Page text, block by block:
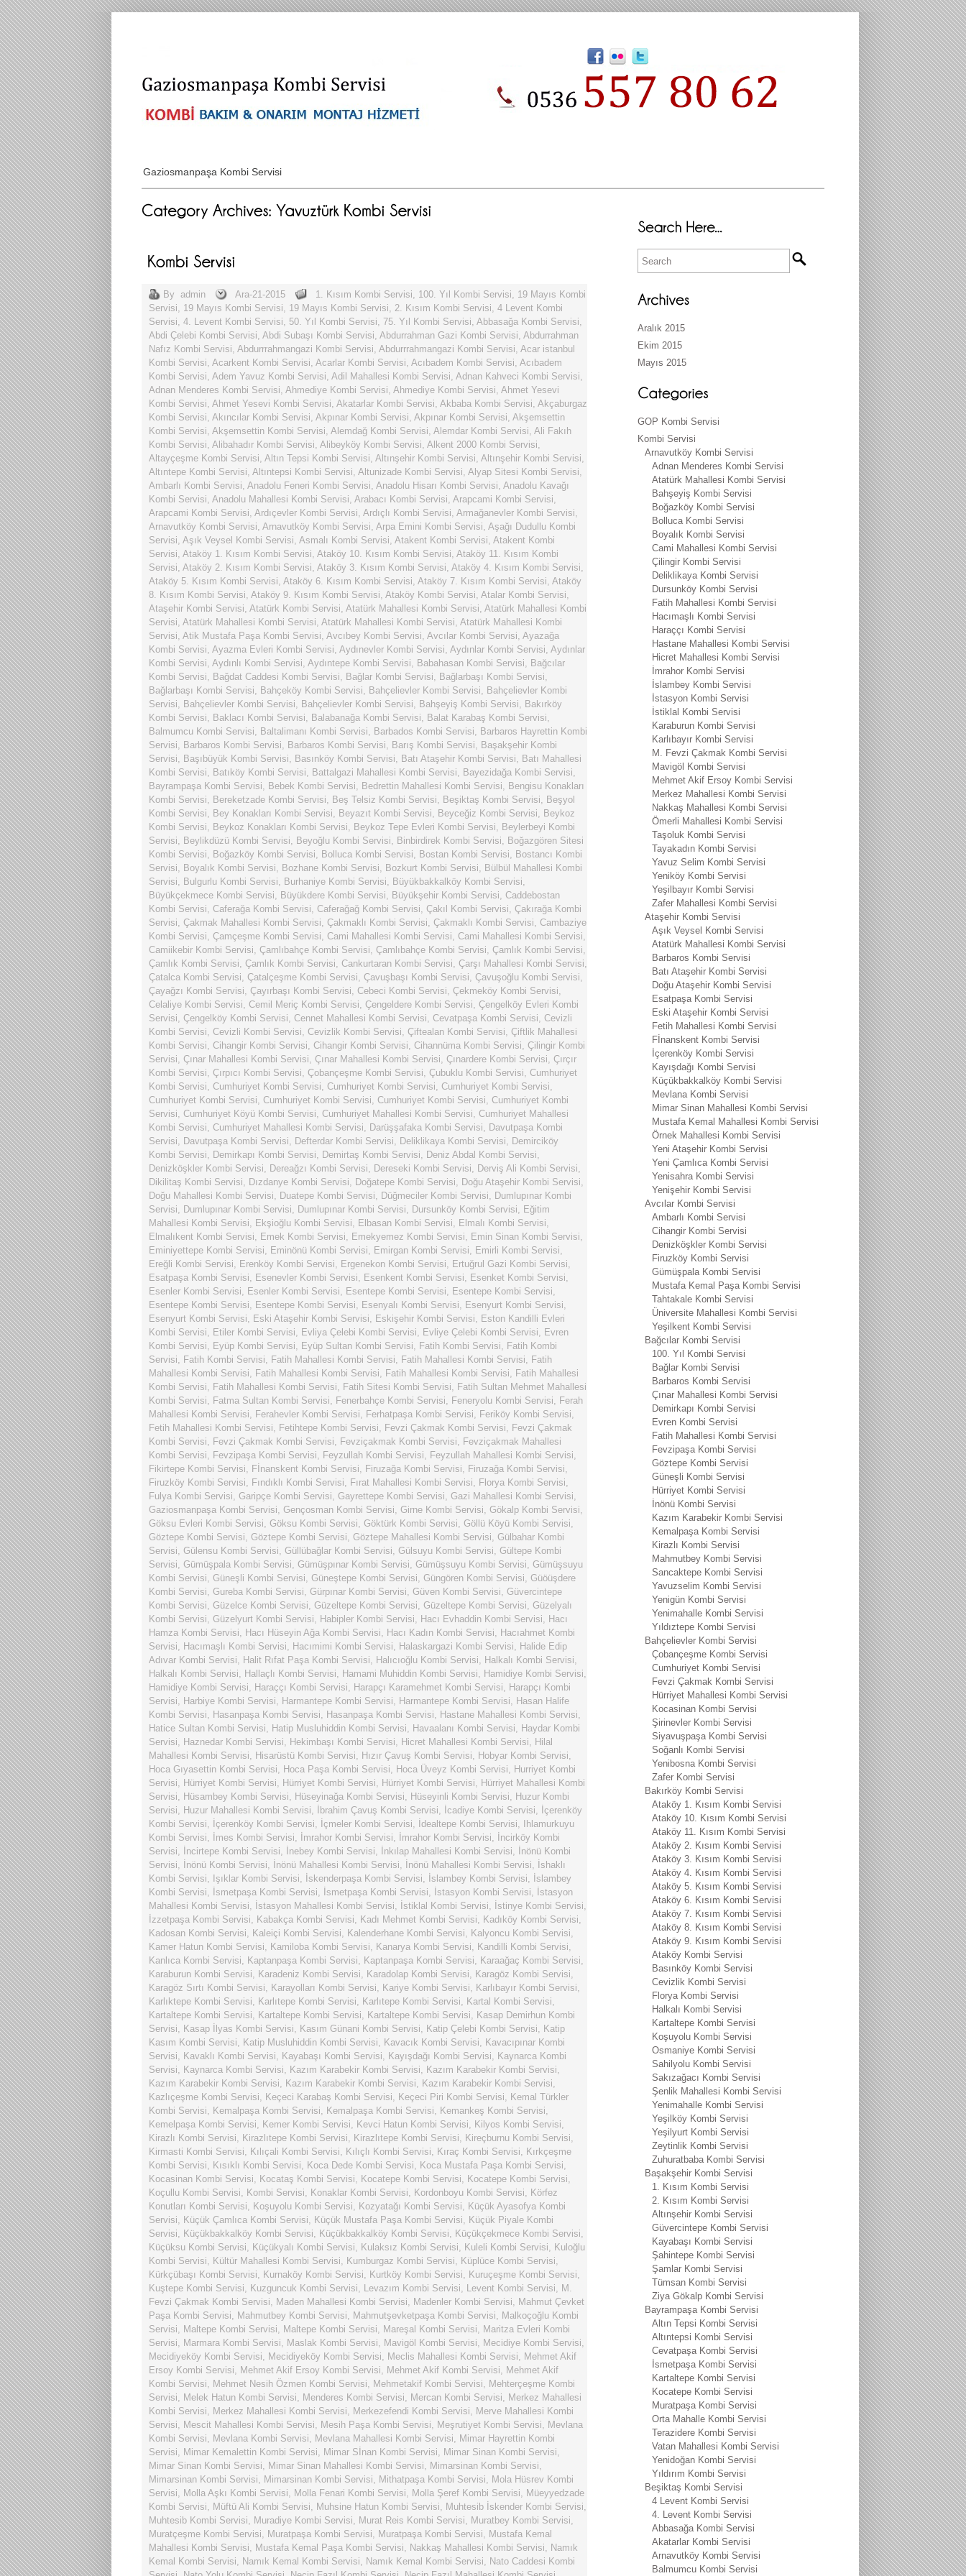
Gaziosmanpaşa Kombi Servisi
By admin Ara-21-2015 1. Kısım Kombi Servisi, 100. Yıl Kombi Servisi, 19 Mayıs Kombi
Servisi, 19 Mayıs Kombi Servisi, 19 Mayıs Kombi Servisi, 2. Kısım Kombi Servisi, 4 Levent Kombi
Servisi, 4. Levent Kombi Servisi, 50. Yıl Kombi Servisi, 75. Yıl Kombi Servisi, Abbasağa Kombi Servisi,
Abdi Çelebi Kombi Servisi, Abdi Subaşı Kombi Servisi, Abdurrahman Gazi Kombi Servisi, Abdurrahman
Nafız Kombi Servisi, Abdurrrahmangazi Kombi Servisi, Abdurrrahmangazi Kombi Servisi, Acar istanbul
Kombi Servisi, Acarkent Kombi Servisi, Acarlar Kombi Servisi, Acıbadem Kombi Servisi, Acıbadem
Kombi Servisi, Adem Yavuz Kombi Servisi, Adil Mahallesi Kombi Servisi, Adnan Kahveci Kombi Servisi,
Adnan Menderes Kombi Servisi, Ahmediye Kombi Servisi, Ahmediye Kombi Servisi, Ahmet Yesevi
Kombi Servisi, Ahmet Yesevi Kombi Servisi, Akatarlar Kombi Servisi, Akbaba Kombi Servisi, Akçaburgaz
Kombi Servisi, Akıncılar Kombi Servisi, Akpınar Kombi Servisi, Akpınar Kombi Servisi, Akşemsettin
Kombi Servisi, Akşemsettin Kombi Servisi, Alemdağ Kombi Servisi, Alemdar Kombi Servisi, Ali Fakıh
Kombi Servisi, Alibahadır Kombi Servisi, Alibeyköy Kombi Servisi, Alkent 2000 Kombi Servisi,
Altayçeşme Kombi Servisi, Altın Tepsi Kombi Servisi, Altınşehir Kombi Servisi, Altınşehir Kombi Servisi,
Altıntepe Kombi Servisi, Altıntepsi Kombi Servisi, Altunizade Kombi Servisi, Alyap Sitesi Kombi Servisi,
Ambarlı Kombi Servisi, Anadolu Feneri Kombi Servisi, Anadolu Hisarı Kombi Servisi, Anadolu Kavağı
Kombi Servisi, Anadolu Mahallesi Kombi Servisi, Arabacı Kombi Servisi, Arapcami Kombi Servisi,
Arapcami Kombi Servisi, Ardıçevler Kombi Servisi, Ardıçlı Kombi Servisi, Armağanevler Kombi Servisi,
Arnavutköy Kombi Servisi, Arnavutköy Kombi Servisi, Arpa Emini Kombi Servisi, Aşağı Dudullu Kombi
Servisi, Aşık Veysel Kombi Servisi, Asmalı Kombi Servisi, Atakent Kombi Servisi, Atakent Kombi
Servisi, Ataköy 1. Kısım Kombi Servisi, Ataköy 10. Kısım Kombi Servisi, Ataköy 11. Kısım Kombi
Servisi, Ataköy 2. Kısım Kombi Servisi, Ataköy 3. Kısım Kombi Servisi, Ataköy 4. Kısım Kombi Servisi,
Ataköy 5. Kısım Kombi Servisi, Ataköy 6. Kısım Kombi Servisi, Ataköy 7. Kısım Kombi Servisi, Ataköy
8. Kısım Kombi Servisi, Ataköy 9. Kısım Kombi Servisi, Ataköy Kombi Servisi, Atalar Kombi Servisi,
Ataşehir Kombi Servisi, Atatürk Kombi Servisi, Atatürk Mahallesi Kombi Servisi, Atatürk Mahallesi Kombi
Servisi, Atatürk Mahallesi Kombi Servisi, Atatürk Mahallesi Kombi Servisi, Atatürk Mahallesi Kombi
Servisi, Atik Mustafa Paşa Kombi Servisi, Avcıbey Kombi Servisi, Avcılar Kombi Servisi, Ayazağa
Kombi Servisi, Ayazma Evleri Kombi Servisi, Aydınevler Kombi Servisi, Aydınlar Kombi Servisi, Aydınlar
Kombi Servisi, Aydınlı Kombi Servisi, Aydıntepe Kombi Servisi, Babahasan Kombi Servisi, Bağcılar
Kombi Servisi, Bağdat Caddesi Kombi Servisi, Bağlar Kombi Servisi, Bağlarbaşı Kombi Servisi,
Bağlarbaşı Kombi Servisi, Bahçeköy Kombi Servisi, Bahçelievler Kombi Servisi, Bahçelievler Kombi
Servisi, Bahçelievler Kombi Servisi, Bahçelievler Kombi Servisi, Bahşeyiş Kombi Servisi, Bakırköy
Kombi Servisi, Baklacı Kombi Servisi, Balabanağa Kombi Servisi, Balat Karabaş Kombi Servisi,
Balmumcu Kombi Servisi, Baltalimanı Kombi Servisi, Barbados Kombi Servisi, Barbaros Hayrettin Kombi
Servisi, Barbaros Kombi Servisi, Barbaros Kombi Servisi, Barış Kombi Servisi, Başakşehir Kombi
Servisi, Başıbüyük Kombi Servisi, Basınköy Kombi Servisi, Batı Ataşehir Kombi Servisi, Batı Mahallesi
Kombi Servisi, Batıköy Kombi Servisi, Battalgazi Mahallesi Kombi Servisi, Bayezidağa Kombi Servisi,
Bayrampaşa Kombi Servisi, Bebek Kombi Servisi, Bedrettin Mahallesi Kombi Servisi, Bengisu Konakları
Kombi Servisi, Bereketzade Kombi Servisi, Beş Telsiz Kombi Servisi, Beşiktaş Kombi Servisi, Beşyol
Kombi Servisi, Bey Konakları Kombi Servisi, Beyazıt Kombi Servisi, Beyceğiz Kombi Servisi, Beykoz
Kombi Servisi, Beykoz Konakları Kombi Servisi, Beykoz Tepe Evleri Kombi Servisi, Beylerbeyi Kombi
Servisi, Beylikdüzü Kombi Servisi, Beyoğlu Kombi Servisi, Binbirdirek Kombi Servisi, Boğazgören Sitesi
Kombi Servisi, Boğazköy Kombi Servisi, Bolluca Kombi Servisi, Bostan Kombi Servisi, Bostancı Kombi
Servisi, Boyalık Kombi Servisi, Bozhane Kombi Servisi, Bozkurt Kombi Servisi, Bülbül Mahallesi Kombi
Servisi, Bulgurlu Kombi Servisi, Burhaniye Kombi Servisi, Büyükbakkalköy Kombi Servisi,
Büyükçekmece Kombi Servisi, Büyükdere Kombi Servisi, Büyükşehir Kombi Servisi, Caddebostan
Kombi Servisi, Caferağa Kombi Servisi, Caferağağ Kombi Servisi, Çakıl Kombi Servisi, Çakırağa Kombi
Servisi, Çakmak Mahallesi Kombi Servisi, Çakmaklı Kombi Servisi, Çakmaklı Kombi Servisi, Cambaziye
Kombi Servisi, Çamçeşme Kombi Servisi, Cami Mahallesi Kombi Servisi, Cami Mahallesi Kombi Servisi,
Camiikebir Kombi Servisi, Çamlıbahçe Kombi Servisi, Çamlıbahçe Kombi Servisi, Çamlık Kombi Servisi,
Çamlık Kombi Servisi, Çamlık Kombi Servisi, Cankurtaran Kombi Servisi, Çarşı Mahallesi Kombi Servisi,
Çatalca Kombi Servisi, Çatalçeşme Kombi Servisi, Çavuşbaşı Kombi Servisi, Çavuşoğlu Kombi Servisi,
Çayağzı Kombi Servisi, Çayırbaşı Kombi Servisi, Cebeci Kombi Servisi, Çekmeköy Kombi Servisi,
Celaliye Kombi Servisi, Cemil Meriç Kombi Servisi, Çengeldere Kombi Servisi, Çengelköy Evleri Kombi
Servisi, Çengelköy Kombi Servisi, Cennet Mahallesi Kombi Servisi, Cevatpaşa Kombi Servisi, Cevizli
Kombi Servisi, Cevizli Kombi Servisi, Cevizlik Kombi Servisi, Çiftealan Kombi Servisi, Çiftlik Mahallesi
Kombi Servisi, Cihangir Kombi Servisi, Cihangir Kombi Servisi, Cihannüma Kombi Servisi, Çilingir Kombi
Servisi, Çınar Mahallesi Kombi Servisi, Çınar Mahallesi Kombi Servisi, Çınardere Kombi Servisi, Çırçır
Kombi Servisi, Çırpıcı Kombi Servisi, Çobançeşme Kombi Servisi, Çubuklu Kombi Servisi, Cumhuriyet
Kombi Servisi, Cumhuriyet Kombi Servisi, Cumhuriyet Kombi Servisi, Cumhuriyet Kombi Servisi,
Cumhuriyet Kombi Servisi, Cumhuriyet Kombi Servisi, Cumhuriyet Kombi Servisi, Cumhuriyet Kombi
Servisi, Cumhuriyet Köyü Kombi Servisi, Cumhuriyet Mahallesi Kombi Servisi, Cumhuriyet Mahallesi
Kombi Servisi, Cumhuriyet Mahallesi Kombi Servisi, Darüşşafaka Kombi Servisi, Davutpaşa Kombi
Servisi, Davutpaşa Kombi Servisi, Defterdar Kombi Servisi, Deliklikaya Kombi Servisi, Demirciköy
Kombi Servisi, Demirkapı Kombi Servisi, Demirtaş Kombi Servisi, Deniz Abdal Kombi Servisi,
Denizköşkler Kombi Servisi, Dereağzı Kombi Servisi, Dereseki Kombi Servisi, Derviş Ali Kombi Servisi,
Dikilitaş Kombi Servisi, Dızdanye Kombi Servisi, Doğatepe Kombi Servisi, Doğu Ataşehir Kombi Servisi,
Doğu Mahallesi Kombi Servisi, Duatepe Kombi Servisi, Düğmeciler Kombi Servisi, Dumlupınar Kombi
Servisi, Dumlupınar Kombi Servisi, Dumlupınar Kombi Servisi, Dursunköy Kombi Servisi, Eğitim
Mahallesi Kombi Servisi, Ekşioğlu Kombi Servisi, Elbasan Kombi Servisi, Elmalı Kombi Servisi,
Elmalıkent Kombi Servisi, Emek Kombi Servisi, Emekyemez Kombi Servisi, Emin Sinan Kombi Servisi,
Eminiyettepe Kombi Servisi, Eminönü Kombi Servisi, Emirgan Kombi Servisi, Emirli Kombi Servisi,
Ereğli Kombi Servisi, Erenköy Kombi Servisi, Ergenekon Kombi Servisi, Ertuğrul Gazi Kombi Servisi,
Esatpaşa Kombi Servisi, Esenevler Kombi Servisi, Esenkent Kombi Servisi, Esenket Kombi Servisi,
Esenler Kombi Servisi, Esenler Kombi Servisi, Esentepe Kombi Servisi, Esentepe Kombi Servisi,
Esentepe Kombi Servisi, Esentepe Kombi Servisi, Esenyalı Kombi Servisi, Esenyurt Kombi Servisi,
Esenyurt Kombi Servisi, Eski Ataşehir Kombi Servisi, Eskişehir Kombi Servisi, Eston Kandilli Evleri
Kombi Servisi, Etiler Kombi Servisi, Evliya Çelebi Kombi Servisi, Evliye Çelebi Kombi Servisi, Evren
Kombi Servisi, Eyüp Kombi Servisi, Eyüp Sultan Kombi Servisi, Fatih Kombi Servisi, Fatih Kombi
Servisi, Fatih Kombi Servisi, Fatih Mahallesi Kombi Servisi, Fatih Mahallesi Kombi Servisi, Fatih
Mahallesi Kombi Servisi, Fatih Mahallesi Kombi Servisi, Fatih Mahallesi Kombi Servisi, Fatih Mahallesi
Kombi Servisi, Fatih Mahallesi Kombi Servisi, Fatih Sitesi Kombi Servisi, Fatih Sultan Mehmet Mahallesi
Kombi Servisi, Fatma Sultan Kombi Servisi, Fenerbahçe Kombi Servisi, Feneryolu Kombi Servisi, Ferah
Mahallesi Kombi Servisi, Ferahevler Kombi Servisi, Ferhatpaşa Kombi Servisi, Feriköy Kombi Servisi,
Fetih Mahallesi Kombi Servisi, Fetihtepe Kombi Servisi, Fevzi Çakmak Kombi Servisi, Fevzi Çakmak
Kombi Servisi, Fevzi Çakmak Kombi Servisi, Fevziçakmak Kombi Servisi, Fevziçakmak Mahallesi
Kombi Servisi, Fevzipaşa Kombi Servisi, Feyzullah Kombi Servisi, Feyzullah Mahallesi Kombi Servisi,
Fikirtepe Kombi Servisi, Fİnanskent Kombi Servisi, Firuzağa Kombi Servisi, Firuzağa Kombi Servisi,
Firuzköy Kombi Servisi, Fındıklı Kombi Servisi, Fırat Mahallesi Kombi Servisi, Florya Kombi Servisi,
Fulya Kombi Servisi, Garipçe Kombi Servisi, Gayrettepe Kombi Servisi, Gazi Mahallesi Kombi Servisi,
Gaziosmanpaşa Kombi Servisi, Gençosman Kombi Servisi, Girne Kombi Servisi, Gökalp Kombi Servisi,
Göksu Evleri Kombi Servisi, Göksu Kombi Servisi, Göktürk Kombi Servisi, Göllü Köyü Kombi Servisi,
Göztepe Kombi Servisi, Göztepe Kombi Servisi, Göztepe Mahallesi Kombi Servisi, Gülbahar Kombi
Servisi, Gülensu Kombi Servisi, Güllübağlar Kombi Servisi, Gülsuyu Kombi Servisi, Gültepe Kombi
Servisi, Gümüşpala Kombi Servisi, Gümüşpınar Kombi Servisi, Gümüşsuyu Kombi Servisi, Gümüşsuyu
Kombi Servisi, Güneşli Kombi Servisi, Güneştepe Kombi Servisi, Güngören Kombi Servisi, Güöüşdere
Kombi Servisi, Gureba Kombi Servisi, Gürpınar Kombi Servisi, Güven Kombi Servisi, Güvercintepe
Kombi Servisi, Güzelce Kombi Servisi, Güzeltepe Kombi Servisi, Güzeltepe Kombi Servisi, Güzelyalı
Kombi Servisi, Güzelyurt Kombi Servisi, Habipler Kombi Servisi, Hacı Evhaddin Kombi Servisi, Hacı
Hamza Kombi Servisi, Hacı Hüseyin Ağa Kombi Servisi, Hacı Kadın Kombi Servisi, Hacıahmet Kombi
Servisi, Hacımaşlı Kombi Servisi, Hacımimi Kombi Servisi, Halaskargazi Kombi Servisi, Halide Edip
Adıvar Kombi Servisi, Halit Rıfat Paşa Kombi Servisi, Halıcıoğlu Kombi Servisi, Halkalı Kombi Servisi,
Halkalı Kombi Servisi, Hallaçlı Kombi Servisi, Hamami Muhiddin Kombi Servisi, Hamidiye Kombi Servisi,
Hamidiye Kombi Servisi, Haraççı Kombi Servisi, Harapçı Karamehmet Kombi Servisi, Harapçı Kombi
Servisi, Harbiye Kombi Servisi, Harmantepe Kombi Servisi, Harmantepe Kombi Servisi, Hasan Halife
Kombi Servisi, Hasanpaşa Kombi Servisi, Hasanpaşa Kombi Servisi, Hastane Mahallesi Kombi Servisi,
Hatice Sultan Kombi Servisi, Hatip Musluhiddin Kombi Servisi, Havaalanı Kombi Servisi, Haydar Kombi
Servisi, Haznedar Kombi Servisi, Hekimbaşı Kombi Servisi, Hicret Mahallesi Kombi Servisi, Hilal
Mahallesi Kombi Servisi, Hisarüstü Kombi Servisi, Hızır Çavuş Kombi Servisi, Hobyar Kombi Servisi,
Hoca Gıyasettin Kombi Servisi, Hoca Paşa Kombi Servisi, Hoca Üveyz Kombi Servisi, Hurriyet Kombi
Servisi, Hürriyet Kombi Servisi, Hürriyet Kombi Servisi, Hürriyet Kombi Servisi, Hürriyet Mahallesi Kombi
Servisi, Hüsambey Kombi Servisi, Hüseyinağa Kombi Servisi, Hüseyinli Kombi Servisi, Huzur Kombi
Servisi, Huzur Mahallesi Kombi Servisi, İbrahim Çavuş Kombi Servisi, İcadiye Kombi Servisi, İçerenköy
Kombi Servisi, İçerenköy Kombi Servisi, İçmeler Kombi Servisi, İdealtepe Kombi Servisi,
Ihlamurkuyu
Kombi Servisi, İmes Kombi Servisi, İmrahor Kombi Servisi, İmrahor Kombi Servisi,
İncirköy Kombi
Servisi, İncirtepe Kombi Servisi, İnebey Kombi Servisi, İnkılap Mahallesi Kombi Servisi,
İnönü Kombi
Servisi, İnönü Kombi Servisi, İnönü Mahallesi Kombi Servisi, İnönü Mahallesi Kombi Servisi, İshaklı
Kombi Servisi, Işıklar Kombi Servisi, İskenderpaşa Kombi Servisi, İslambey Kombi Servisi, İslambey
Kombi Servisi, İsmetpaşa Kombi Servisi, İsmetpaşa Kombi Servisi, İstasyon Kombi Servisi, İstasyon
Mahallesi Kombi Servisi, İstasyon Mahallesi Kombi Servisi, İstiklal Kombi Servisi, İstinye Kombi Servisi,
İzzetpaşa Kombi Servisi, Kabakça Kombi Servisi, Kadı Mehmet Kombi Servisi, Kadıköy Kombi Servisi,
Kadosan Kombi Servisi, Kaleiçi Kombi Servisi, Kalenderhane Kombi Servisi, Kalyoncu Kombi Servisi,
Kamer Hatun Kombi Servisi, Kamiloba Kombi Servisi, Kanarya Kombi Servisi, Kandilli Kombi Servisi,
Kanlıca Kombi Servisi, Kaptanpaşa Kombi Servisi, Kaptanpaşa Kombi Servisi, Karaağaç Kombi Servisi,
Karaburun Kombi Servisi, Karadeniz Kombi Servisi, Karadolap Kombi Servisi, Karagöz Kombi Servisi,
Karagöz Sırtı Kombi Servisi, Karayolları Kombi Servisi, Kariye Kombi Servisi, Karlıbayır Kombi Servisi,
Karlıktepe Kombi Servisi, Karlıtepe Kombi Servisi, Karlıtepe Kombi Servisi, Kartal Kombi Servisi,
Kartaltepe Kombi Servisi, Kartaltepe Kombi Servisi, Kartaltepe Kombi Servisi, Kasap Demirhun Kombi
Servisi, Kasap İlyas Kombi Servisi, Kasım Günani Kombi Servisi, Katip Çelebi Kombi Servisi, Katip
Kasım Kombi Servisi, Katip Musluhiddin Kombi Servisi, Kavacık Kombi Servisi, Kavacıpınar Kombi
Servisi, Kavaklı Kombi Servisi, Kayabaşı Kombi Servisi, Kayışdağı Kombi Servisi, Kaynarca Kombi
Servisi, Kaynarca Kombi Servisi, Kazım Karabekir Kombi Servisi, Kazım Karabekir Kombi Servisi,
Kazım Karabekir Kombi Servisi, Kazım Karabekir Kombi Servisi, Kazım Karabekir Kombi Servisi,
Kazlıçeşme Kombi Servisi, Keçeci Karabaş Kombi Servisi, Keçeci Piri Kombi Servisi, Kemal Türkler
Kombi Servisi, Kemalpaşa Kombi Servisi, Kemalpaşa Kombi Servisi, Kemankeş Kombi Servisi,
Kemelpaşa Kombi Servisi, Kemer Kombi Servisi, Kevci Hatun Kombi Servisi, Kilyos Kombi Servisi,
Kirazlı Kombi Servisi, Kirazlıtepe Kombi Servisi, Kirazlıtepe Kombi Servisi, Kireçburnu Kombi Servisi,
Kirmasti Kombi Servisi, Kılıçali Kombi Servisi, Kılıçlı Kombi Servisi, Kıraç Kombi Servisi, Kırkçeşme
Kombi Servisi, Kısıklı Kombi Servisi, Koca Dede Kombi Servisi, Koca Mustafa Paşa Kombi Servisi,
Kocasinan Kombi Servisi, Kocataş Kombi Servisi, Kocatepe Kombi Servisi, Kocatepe Kombi Servisi,
Koçullu Kombi Servisi, Kombi Servisi, Konaklar Kombi Servisi, Kordonboyu Kombi Servisi, Körfez
Konutları Kombi Servisi, Koşuyolu Kombi Servisi, Kozyatağı Kombi Servisi, Küçük Ayasofya Kombi
Servisi, Küçük Çamlıca Kombi Servisi, Küçük Mustafa Paşa Kombi Servisi, Küçük Piyale Kombi
Servisi, Küçükbakkalköy Kombi Servisi, Küçükbakkalköy Kombi Servisi, Küçükçekmece Kombi Servisi,
Küçüksu Kombi Servisi, Küçükyalı Kombi Servisi, Kulaksız Kombi Servisi, Kuleli Kombi Servisi, Kuloğlu
Kombi Servisi, Kültür Mahallesi Kombi Servisi, Kumburgaz Kombi Servisi, Küplüce Kombi Servisi,
Kürkçübaşı Kombi Servisi, Kurnaköy Kombi Servisi, Kurtköy Kombi Servisi, Kuruçeşme Kombi Servisi,
Kuştepe Kombi Servisi, Kuzguncuk Kombi Servisi, Levazım Kombi Servisi, Levent Kombi Servisi, M.
Fevzi Çakmak Kombi Servisi, Maden Mahallesi Kombi Servisi, Madenler Kombi Servisi, Mahmut Çevket
Paşa Kombi Servisi, Mahmutbey Kombi Servisi, Mahmutşevketpaşa Kombi Servisi, Malkoçoğlu Kombi
Servisi, Maltepe Kombi Servisi, Maltepe Kombi Servisi, Mareşal Kombi Servisi, Maritza Evleri Kombi
Servisi, Marmara Kombi Servisi, Maslak Kombi Servisi, Mavigöl Kombi Servisi, Mecidiye Kombi Servisi,
Mecidiyeköy Kombi Servisi, Mecidiyeköy Kombi Servisi, Meclis Mahallesi Kombi Servisi, Mehmet Akif
Ersoy Kombi Servisi, Mehmet Akif Ersoy Kombi Servisi, Mehmet Akif Kombi Servisi, Mehmet Akif
Kombi Servisi, Mehmet Nesih Özmen Kombi Servisi, Mehmetakif Kombi Servisi, Mehterçeşme Kombi
Servisi, Melek Hatun Kombi Servisi, Menderes Kombi Servisi, Mercan Kombi Servisi, Merkez Mahallesi
Kombi Servisi, Merkez Mahallesi Kombi Servisi, Merkezefendi Kombi Servisi, Merve Mahallesi Kombi
Servisi, Mescit Mahallesi Kombi Servisi, Mesih Paşa Kombi Servisi, Meşrutiyet Kombi Servisi, Mevlana
Kombi Servisi, Mevlana Kombi Servisi, Mevlana Mahallesi Kombi Servisi, Mimar Hayrettin Kombi
Servisi, Mimar Kemalettin Kombi Servisi, Mimar Sİnan Kombi Servisi, Mimar Sinan Kombi Servisi,
Mimar Sinan Kombi Servisi, Mimar Sinan Mahallesi Kombi Servisi, Mimarsinan Kombi Servisi,
Mimarsinan Kombi Servisi, Mimarsinan Kombi Servisi, Mithatpaşa Kombi Servisi, Mola Hüsrev Kombi
Servisi, Molla Aşkı Kombi Servisi, Molla Fenari Kombi Servisi, Molla Şeref Kombi Servisi, Müeyyedzade
Kombi Servisi, Müftü Ali Kombi Servisi, Muhsine Hatun Kombi Servisi, Muhtesib İskender Kombi Servisi,
Muhtesib Kombi Servisi, Muradiye Kombi Servisi, Murat Reis Kombi Servisi, Muratbey Kombi Servisi,
Muratçeşme Kombi Servisi, Muratpaşa Kombi Servisi, Muratpaşa Kombi Servisi, Mustafa Kemal
Mahallesi Kombi Servisi, Mustafa Kemal Paşa Kombi Servisi, Nakkaş Mahallesi Kombi Servisi, Namık
Kemal Kombi Servisi, Namık Kemal Kombi Servisi, Namık Kemal Kombi Servisi, Nato Caddesi Kombi
Aralık 2015
Ekim 2015
Mayıs 2015
GOP Kombi Servisi
Kombi Servisi
Arnavutköy Kombi Servisi
Adnan Menderes Kombi Servisi
Atatürk Mahallesi Kombi Servisi
Bahşeyiş Kombi Servisi
Boğazköy Kombi Servisi
Bolluca Kombi Servisi
Boyalık Kombi Servisi
Cami Mahallesi Kombi Servisi
Çilingir Kombi Servisi
Deliklikaya Kombi Servisi
Dursunköy Kombi Servisi
Fatih Mahallesi Kombi Servisi
Hacımaşlı Kombi Servisi
Haraççı Kombi Servisi
Hastane Mahallesi Kombi Servisi
Hicret Mahallesi Kombi Servisi
İmrahor Kombi Servisi
İslambey Kombi Servisi
İstasyon Kombi Servisi
İstiklal Kombi Servisi
Karaburun Kombi Servisi
Karlıbayır Kombi Servisi
M. Fevzi Çakmak Kombi Servisi
Mavigöl Kombi Servisi
Mehmet Akif Ersoy Kombi Servisi
Merkez Mahallesi Kombi Servisi
Nakkaş Mahallesi Kombi Servisi
Ömerli Mahallesi Kombi Servisi
Taşoluk Kombi Servisi
Tayakadın Kombi Servisi
Yavuz Selim Kombi Servisi
Yeniköy Kombi Servisi
Yeşilbayır Kombi Servisi
Zafer Mahallesi Kombi Servisi
Ataşehir Kombi Servisi
Aşık Veysel Kombi Servisi
Atatürk Mahallesi Kombi Servisi
Barbaros Kombi Servisi
Batı Ataşehir Kombi Servisi
Doğu Ataşehir Kombi Servisi
Esatpaşa Kombi Servisi
Eski Ataşehir Kombi Servisi
Fetih Mahallesi Kombi Servisi
Fİnanskent Kombi Servisi
İçerenköy Kombi Servisi
Kayışdağı Kombi Servisi
Küçükbakkalköy Kombi Servisi
Mevlana Kombi Servisi
Mimar Sinan Mahallesi Kombi Servisi
Mustafa Kemal Mahallesi Kombi Servisi
Örnek Mahallesi Kombi Servisi
Yeni Ataşehir Kombi Servisi
Yeni Çamlıca Kombi Servisi
Yenisahra Kombi Servisi
Yenişehir Kombi Servisi
Avcılar Kombi Servisi
Ambarlı Kombi Servisi
Cihangir Kombi Servisi
Denizköşkler Kombi Servisi
Firuzköy Kombi Servisi
Gümüşpala Kombi Servisi
Mustafa Kemal Paşa Kombi Servisi
Tahtakale Kombi Servisi
Üniversite Mahallesi Kombi Servisi
Yeşilkent Kombi Servisi
Bağcılar Kombi Servisi
100. Yıl Kombi Servisi
Bağlar Kombi Servisi
Barbaros Kombi Servisi
Çınar Mahallesi Kombi Servisi
Demirkapı Kombi Servisi
Evren Kombi Servisi
Fatih Mahallesi Kombi Servisi
Fevzipaşa Kombi Servisi
Göztepe Kombi Servisi
Güneşli Kombi Servisi
Hürriyet Kombi Servisi
İnönü Kombi Servisi
Kazım Karabekir Kombi Servisi
Kemalpaşa Kombi Servisi
Kirazlı Kombi Servisi
Mahmutbey Kombi Servisi
Sancaktepe Kombi Servisi
Yavuzselim Kombi Servisi
Yenigün Kombi Servisi
Yenimahalle Kombi Servisi
Yıldıztepe Kombi Servisi
Bahçelievler Kombi Servisi
Çobançeşme Kombi Servisi
Cumhuriyet Kombi Servisi
Fevzi Çakmak Kombi Servisi
Hürriyet Mahallesi Kombi Servisi
Kocasinan Kombi Servisi
Şirinevler Kombi Servisi
Siyavuşpaşa Kombi Servisi
Soğanlı Kombi Servisi
Yenibosna Kombi Servisi
Zafer Kombi Servisi
Bakırköy Kombi Servisi
Ataköy 1. Kısım Kombi Servisi
Ataköy 10. Kısım Kombi Servisi
Ataköy 11. Kısım Kombi Servisi
Ataköy 2. Kısım Kombi Servisi
Ataköy 3. Kısım Kombi Servisi
Ataköy 4. Kısım Kombi Servisi
Ataköy 5. Kısım Kombi Servisi
Ataköy 6. Kısım Kombi Servisi
Ataköy 7. Kısım Kombi Servisi
Ataköy 8. Kısım Kombi Servisi
Ataköy 9. Kısım Kombi Servisi
Ataköy Kombi Servisi
Basınköy Kombi Servisi
Cevizlik Kombi Servisi
Florya Kombi Servisi
Halkalı Kombi Servisi
Kartaltepe Kombi Servisi
Koşuyolu Kombi Servisi
Osmaniye Kombi Servisi
Sahilyolu Kombi Servisi
Sakızağacı Kombi Servisi
Şenlik Mahallesi Kombi Servisi
Yenimahalle Kombi Servisi
Yeşilköy Kombi Servisi
Yeşilyurt Kombi Servisi
Zeytinlik Kombi Servisi
Zuhuratbaba Kombi Servisi
Başakşehir Kombi Servisi
1. Kısım Kombi Servisi
2. Kısım Kombi Servisi
Altınşehir Kombi Servisi
Güvercintepe Kombi Servisi
Kayabaşı Kombi Servisi
Şahintepe Kombi Servisi
Şamlar Kombi Servisi
Tümsan Kombi Servisi
Ziya Gökalp Kombi Servisi
Bayrampaşa Kombi Servisi
Altın Tepsi Kombi Servisi
Altıntepsi Kombi Servisi
Cevatpaşa Kombi Servisi
İsmetpaşa Kombi Servisi
Kartaltepe Kombi Servisi
Kocatepe Kombi Servisi
Muratpaşa Kombi Servisi
Orta Mahalle Kombi Servisi
Terazidere Kombi Servisi
Vatan Mahallesi Kombi Servisi
Yenidoğan Kombi Servisi
Yıldırım Kombi Servisi
Beşiktaş Kombi Servisi
4 Levent Kombi Servisi
4. Levent Kombi Servisi
Abbasağa Kombi Servisi
Akatarlar Kombi Servisi
Arnavutköy Kombi Servisi
Balmumcu Kombi Servisi